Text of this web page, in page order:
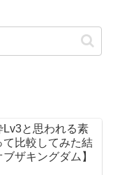
Lv3と思われる素
比較してみた結
ザキングダム】